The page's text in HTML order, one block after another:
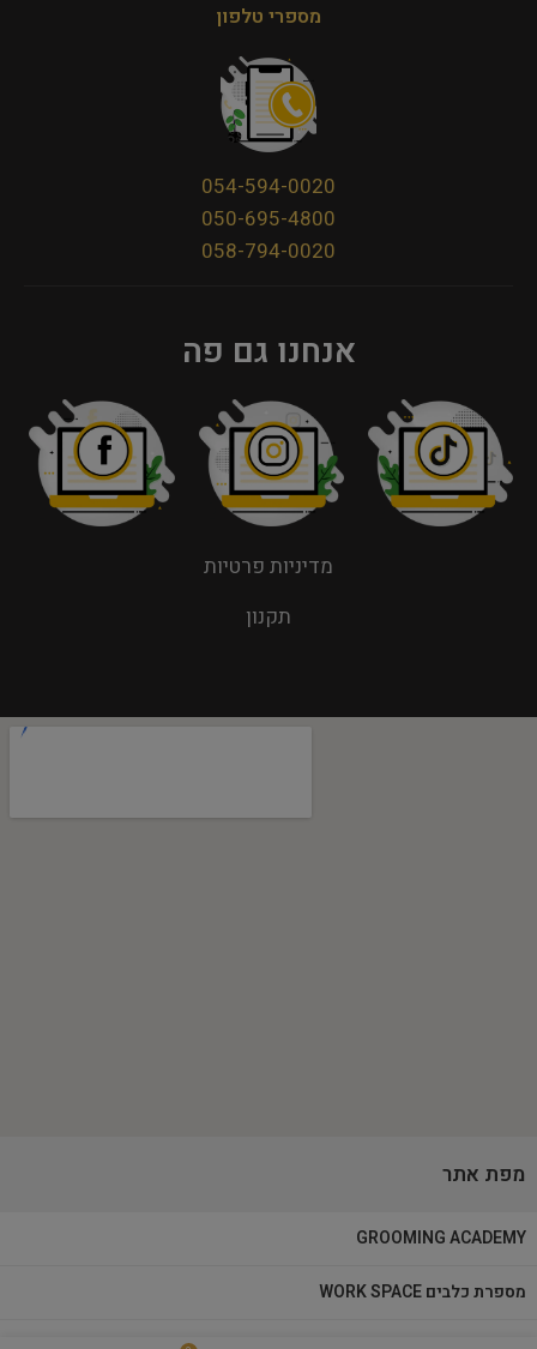
מספרי טלפון
054-594-0020
050-695-4800
058-794-0020
אנחנו גם פה
מדיניות פרטיות
תקנון
מפת אתר
GROOMING ACADEMY
מספרת כלבים WORK SPACE